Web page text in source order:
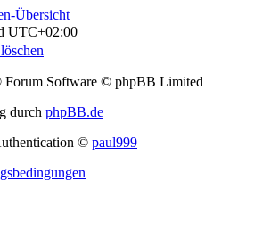
Übersicht
UTC+02:00
Software © phpBB Limited
durch phpBB.de
© paul999